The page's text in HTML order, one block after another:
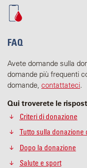
FAQ
Avete domande sulla
domande più frequenti
domande, contattateci.
Qui troverete le
Criteri di donazione
Tutto sulla donazione
Dopo la donazione
Salute e sport